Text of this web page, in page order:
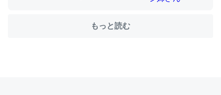
ちぼちRingも置こうかと画策中。あと、Googleマップで
もっと読む